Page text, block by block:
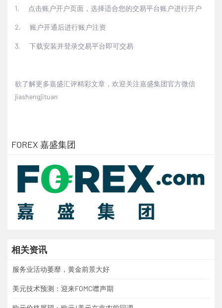
1. 点击账户开户页面 ，选择适合您的交易平台账户进行开户
2. 账户开通后进行账户注资
3. 下载安装并登录交易平台即可交易
欲了解更多嘉盛汇评精彩文章，欢迎关注嘉盛集团官方微信
jiashengjituan
FOREX 嘉盛集团
相关资讯
服务业活动萎靡，黄金前景大好
美元技术预测：迎来FOMC噤声期